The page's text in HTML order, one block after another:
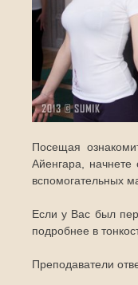
Посещая
Айенгара, начнете
вспомогательных
Если у Вас был
подробнее в
Преподаватели